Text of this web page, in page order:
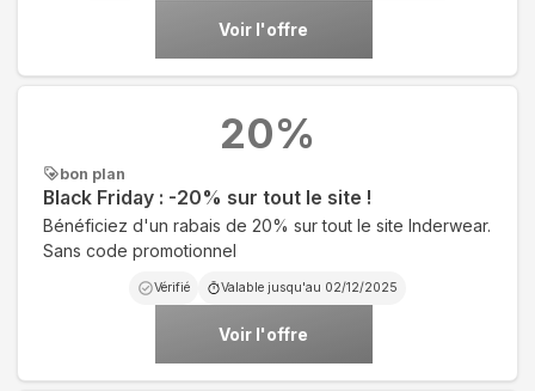
Voir l'offre
bon plan
Black Friday : -20% sur tout le site !
Bénéficiez d'un rabais de 20% sur tout le site Inderwear.
Sans code promotionnel
Vérifié Valable jusqu'au 02/12/2025
Voir l'offre
20%